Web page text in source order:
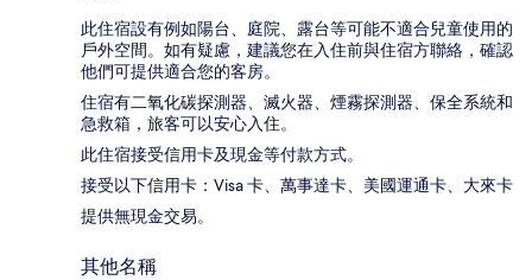
此住宿設有例如陽台、庭院、露台等可能不適合兒童使用的
戶外空間。如有疑慮，建議您在入住前與住宿方聯絡，確認
他們可提供適合您的客房。
住宿有二氧化碳探測器、滅火器、煙霧探測器、保全系統和
急救箱，旅客可以安心入住。
此住宿接受信用卡及現金等付款方式。
接受以下信用卡：Visa 卡、萬事達卡、美國運通卡、大來卡
提供無現金交易。
其他名稱